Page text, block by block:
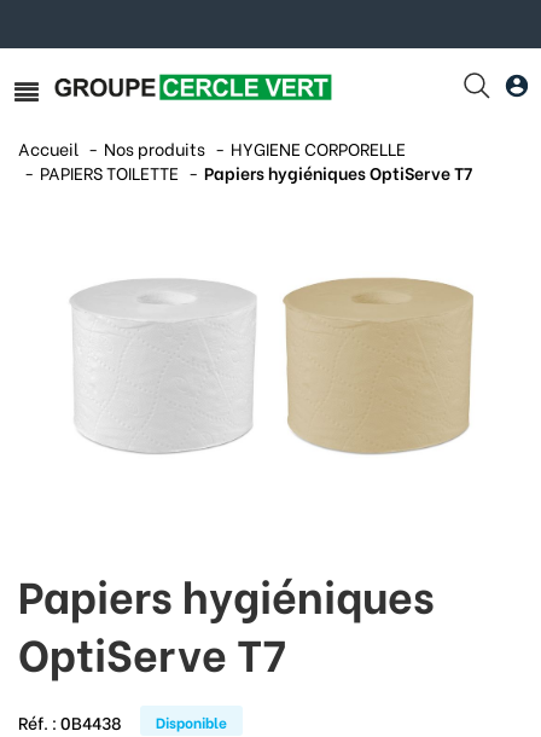
Accueil Nos produits
HYGIENE CORPORELLE
PAPIERS TOILETTE
Papiers hygiéniques OptiServe T7
Papiers hygiéniques
OptiServe T7
Réf. :0B4438 Disponible